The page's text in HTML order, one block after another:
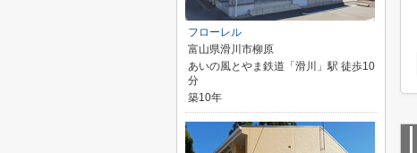
フローレル
富山県滑川市柳原
あいの風とやま鉄道「滑川」駅 徒歩10
分
築10年